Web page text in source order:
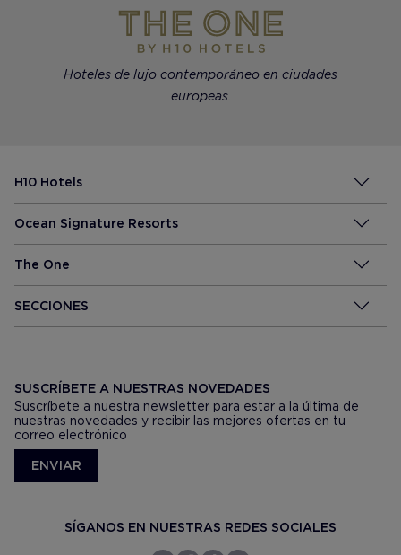
Hoteles de lujo contemporáneo en ciudades
europeas.
H10 Hotels
Ocean Signature Resorts
The One
SECCIONES
SUSCRÍBETE A NUESTRAS NOVEDADES
Suscríbete a nuestra newsletter para estar a la última de
nuestras novedades y recibir las mejores ofertas en tu
correo electrónico
ENVIAR
SÍGANOS EN NUESTRAS REDES SOCIALES